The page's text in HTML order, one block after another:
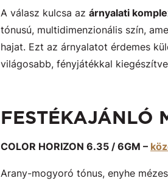
A válasz kulcsa az árnyalati
tónusú, multidimenzionális szín,
hajat. Ezt az árnyalatot érdemes
világosabb, fényjátékkal
FESTÉKAJÁNLÓ
COLOR HORIZON 6.35 / 6GM –
Arany-mogyoró tónus, enyhe